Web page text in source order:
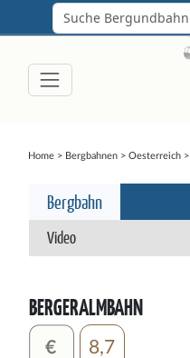
Home> Bergbahnen> Oesterreich>
Bergbahn
Video
BERGERALMBAHN
8,7